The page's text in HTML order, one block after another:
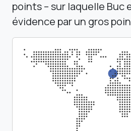
points – sur laquelle Buc
évidence par un gros